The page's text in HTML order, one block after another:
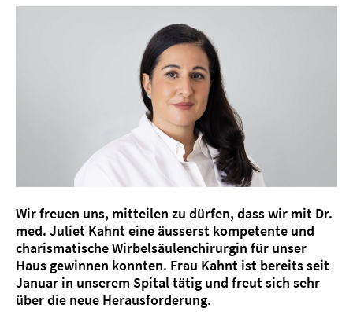
Veranstaltungen & Kurse
Notaufnahme
Wir freuen uns, mitteilen zu dürfen, dass wir mit Dr.
med. Juliet Kahnt eine äusserst kompetente und
charismatische Wirbelsäulenchirurgin für unser
Haus gewinnen konnten. Frau Kahnt ist bereits seit
Januar in unserem Spital tätig und freut sich sehr
über die neue Herausforderung.